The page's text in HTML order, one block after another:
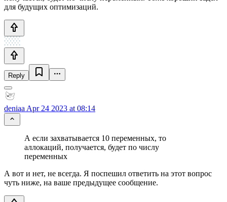
для будущих оптимизаций.
Reply
deniaa Apr 24 2023 at 08:14
А если захватывается 10 переменных, то
аллокаций, получается, будет по числу
переменных
А вот и нет, не всегда. Я поспешил ответить на этот вопрос
чуть ниже, на ваше предыдущее сообщение.